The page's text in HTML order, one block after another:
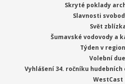
Skryté poklady
Slavnosti
Svět
Šumavské vodovody a
Týden v
Volební
Vyhlášení 34. ročníku hudebních
WestCast